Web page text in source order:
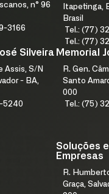
n° 96
3166
Itapetinga,
Brasil
Tel.: (77)
Tel.: (77)
Silveira
Assis, S/N
- BA,
5240
Memorial
R. Gen.
Santo
000
Tel.: (75)
Soluções
Empresas
R.
Graça,